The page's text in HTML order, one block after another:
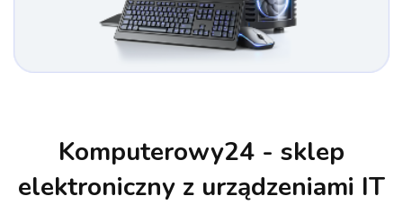
Komputerowy24 - sklep
elektroniczny z urządzeniami IT